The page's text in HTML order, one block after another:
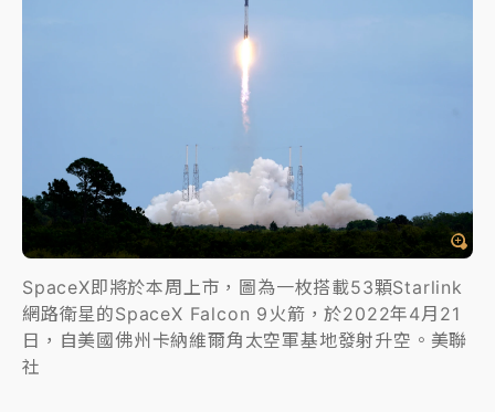
中信慈善基金會想增加董事人數！辜仲諒向法院聲請遭
故宮《龍藏經》特展第2檔！今線上預約開賣一度塞車
周六起展出延長至晚上7時
台東農業處長涉圖利渡假村！東檢抗告成功 今重開羈
押庭
父親節泡湯了！中颱白海豚雨彈轟3天 「紅到發紫」降
雨熱區曝
SpaceX即將於本周上市，圖為一枚搭載53顆Starlink
網路衛星的SpaceX Falcon 9火箭，於2022年4月21
日，自美國佛州卡納維爾角太空軍基地發射升空。美聯
社